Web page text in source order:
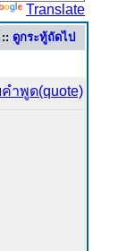
Translate
:: ดูกระทู้ถัดไป